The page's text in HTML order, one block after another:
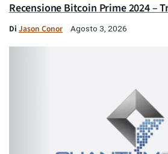
Recensione Bitcoin Prime 2024 –
Di Jason Conor Agosto 3, 2026